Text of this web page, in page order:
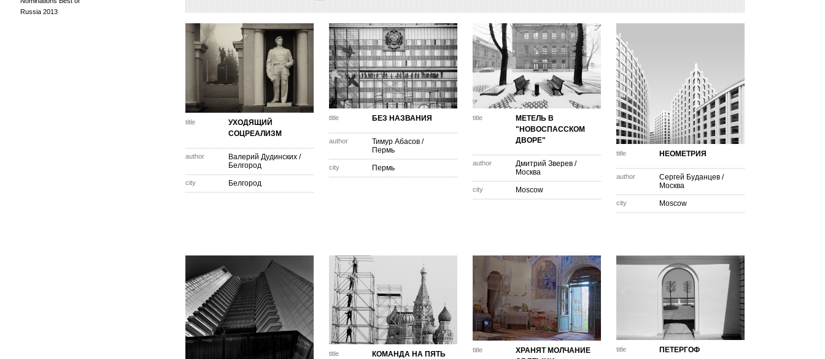
Russia 2013
title
УХОДЯЩИЙ
СОЦРЕАЛИЗМ
author Валерий Дудинских /
Белгород
city Белгород
title БЕЗ НАЗВАНИЯ
author Тимур Абасов /
Пермь
city Пермь
title
МЕТЕЛЬ В
"НОВОСПАССКОМ
ДВОРЕ"
author Дмитрий Зверев /
Москва
city Moscow
title НЕОМЕТРИЯ
author Сергей Буданцев /
Москва
city Moscow
title КОМАНДА НА ПЯТЬ title
ХРАНЯТ МОЛЧАНИЕ
title ПЕТЕРГОФ